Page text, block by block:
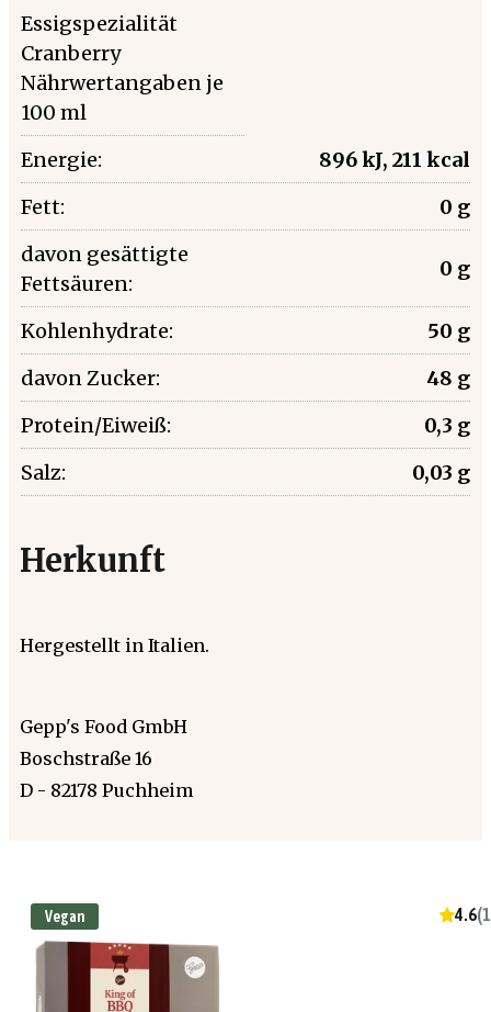
Essigspezialität
Cranberry
Nährwertangaben je
100 ml
Energie:
896 kJ, 211 kcal
Fett:
0 g
davon gesättigte
Fettsäuren:
0 g
Kohlenhydrate:
50 g
davon Zucker:
48 g
Protein/Eiweiß:
0,3 g
Salz:
0,03 g
Herkunft
Hergestellt in Italien.
Gepp's Food GmbH
Boschstraße 16
D - 82178 Puchheim
Vegan 4.6(